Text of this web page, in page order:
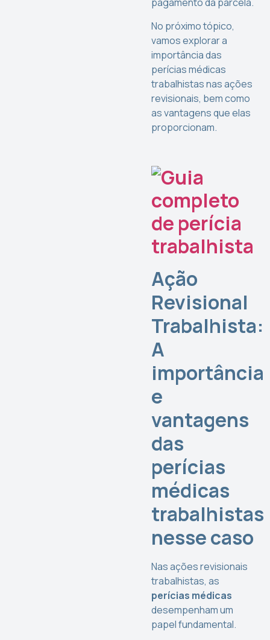
No próximo tópico,
vamos explorar a
importância das
perícias médicas
trabalhistas nas ações
revisionais, bem como
as vantagens que elas
proporcionam.
Ação
Revisional
Trabalhista:
A
importância
e
vantagens
das
perícias
médicas
trabalhistas
nesse caso
Nas ações revisionais
trabalhistas, as
perícias médicas
desempenham um
papel fundamental.